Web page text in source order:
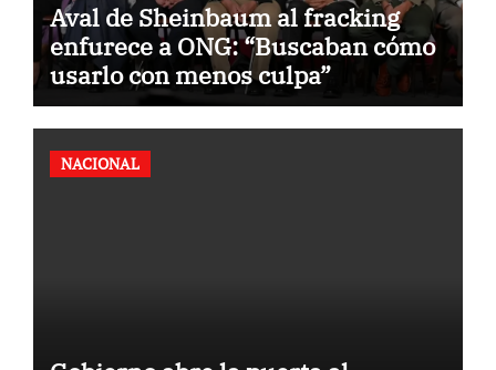
Aval de Sheinbaum al fracking
enfurece a ONG: “Buscaban cómo
usarlo con menos culpa”
NACIONAL